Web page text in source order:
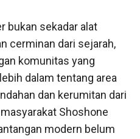
bukan sekadar alat
cerminan dari sejarah,
komunitas yang
dalam tentang area
dan kerumitan dari
Shoshone
modern belum